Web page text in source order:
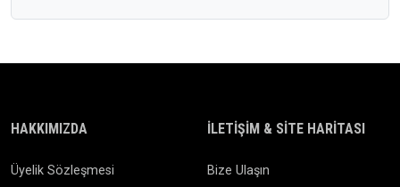
HAKKIMIZDA
Üyelik Sözleşmesi
İLETIŞIM & SITE HARITASI
Bize Ulaşın